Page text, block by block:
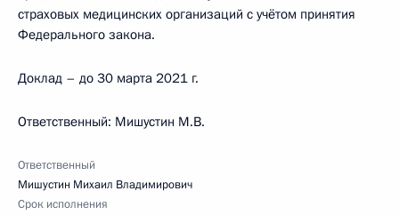
страховых медицинских организаций с учётом принятия
Федерального закона.
Доклад – до 30 марта 2021 г.
Ответственный: Мишустин М.В.
Ответственный
Мишустин Михаил Владимирович
Срок исполнения